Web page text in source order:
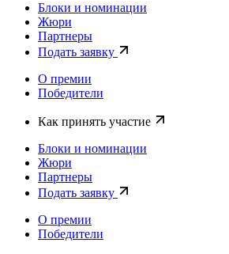
Блоки и номинации
Жюри
Партнеры
Подать заявку
О премии
Победители
Как принять участие
Блоки и номинации
Жюри
Партнеры
Подать заявку
О премии
Победители